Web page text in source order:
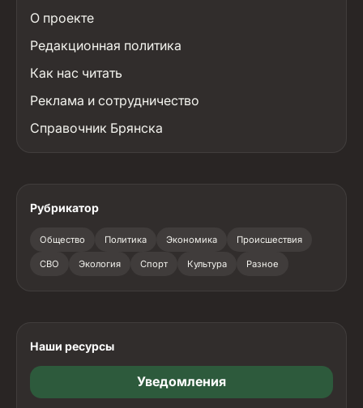
О проекте
Редакционная политика
Как нас читать
Реклама и сотрудничество
Справочник Брянска
Рубрикатор
Общество Политика Экономика Происшествия
СВО Экология Спорт Культура Разное
Наши ресурсы
Уведомления